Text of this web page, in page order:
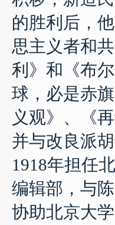
的胜利后，
思主义者和
利》和《布
球，必是赤旗
义观》、《
并与改良派
1918年担任
编辑部，与
协助北京大